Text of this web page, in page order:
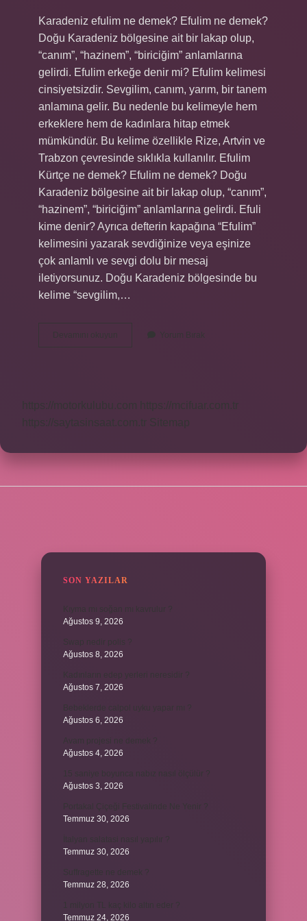
Karadeniz efulim ne demek? Efulim ne demek?
Doğu Karadeniz bölgesine ait bir lakap olup,
“canım”, “hazinem”, “biriciğim” anlamlarına
gelirdi. Efulim erkeğe denir mi? Efulim kelimesi
cinsiyetsizdir. Sevgilim, canım, yarım, bir tanem
anlamına gelir. Bu nedenle bu kelimeyle hem
erkeklere hem de kadınlara hitap etmek
mümkündür. Bu kelime özellikle Rize, Artvin ve
Trabzon çevresinde sıklıkla kullanılır. Efulim
Kürtçe ne demek? Efulim ne demek? Doğu
Karadeniz bölgesine ait bir lakap olup, “canım”,
“hazinem”, “biriciğim” anlamlarına gelirdi. Efuli
kime denir? Ayrıca defterin kapağına “Efulim”
kelimesini yazarak sevdiğinize veya eşinize
çok anlamlı ve sevgi dolu bir mesaj
iletiyorsunuz. Doğu Karadeniz bölgesinde bu
kelime “sevgilim,…
Devamını okuyun
Efulim
Yorum Bırak
https://motorkulubu.com
https://mcifuar.com.tr
https://saytasinsaat.com.tr Sitemap
SON YAZILAR
Ağustos 9, 2026
Ağustos 8, 2026
Ağustos 7, 2026
Ağustos 6, 2026
Ağustos 4, 2026
Ağustos 3, 2026
Temmuz 30, 2026
Temmuz 30, 2026
Temmuz 28, 2026
Temmuz 24, 2026